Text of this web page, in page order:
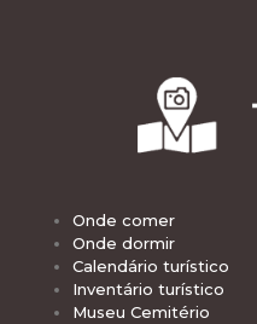
Onde comer
Onde dormir
Calendário turístico
Inventário turístico
Museu Cemitério